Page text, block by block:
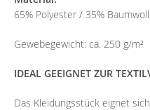
65% Polyester / 35%
Gewebegewicht: ca. 250 g/m²
IDEAL GEEIGNET ZUR
Das Kleidungsstück eignet